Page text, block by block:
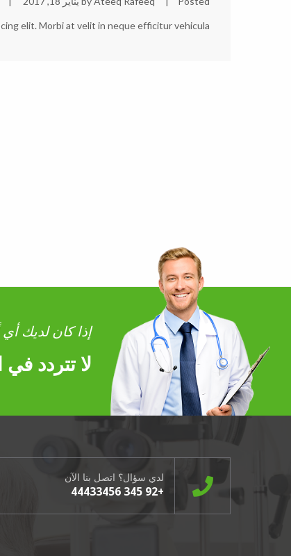
elit. Morbi at velit in neque efficitur vehicula.
إذا كان لديك
لا تتردد
لدي سؤال؟ اتصل بنا الآن
+92 345 44433456